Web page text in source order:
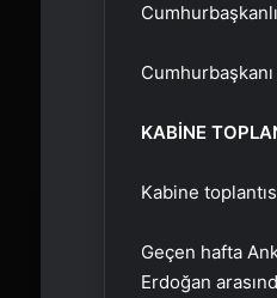
KABİNE
Kabine
Geçen hafta
Erdoğan